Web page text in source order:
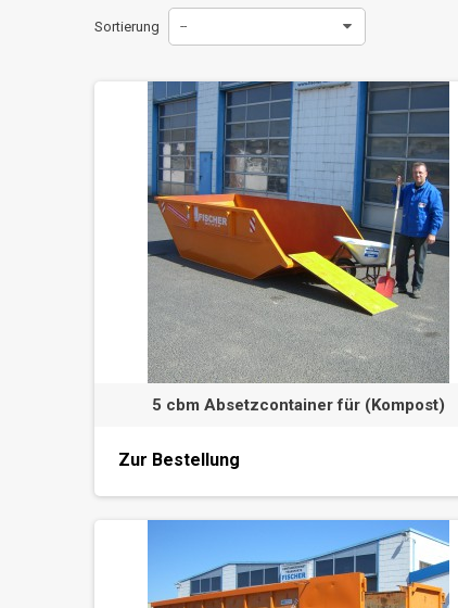
Sortierung --
5 cbm Absetzcontainer für (Kompost)
Zur Bestellung